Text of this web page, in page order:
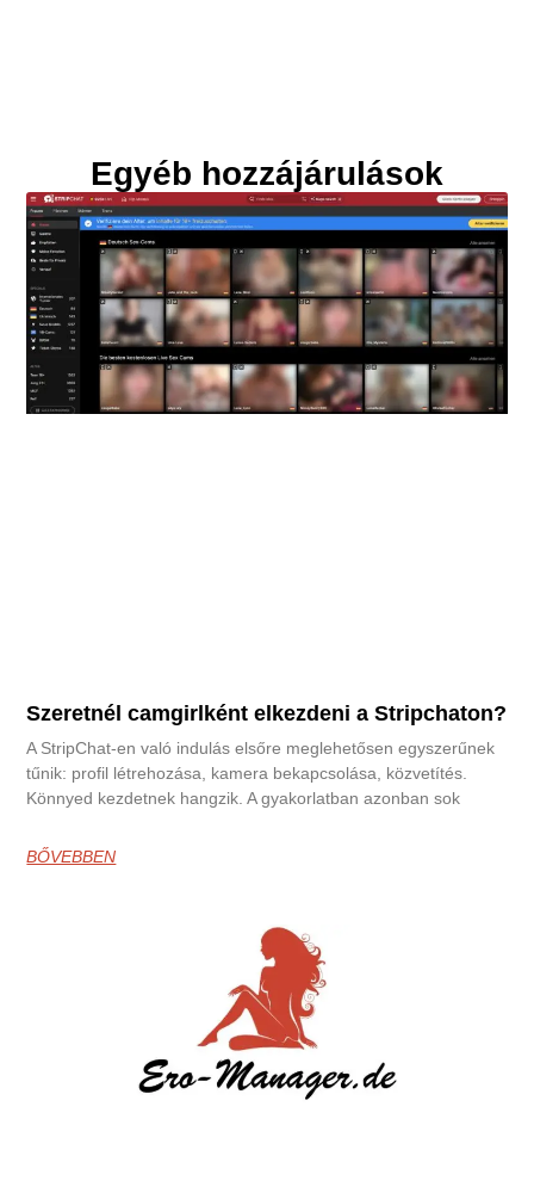
Egyéb hozzájárulások
Szeretnél camgirlként elkezdeni a Stripchaton?
A StripChat-en való indulás elsőre meglehetősen egyszerűnek
tűnik: profil létrehozása, kamera bekapcsolása, közvetítés.
Könnyed kezdetnek hangzik. A gyakorlatban azonban sok
BŐVEBBEN